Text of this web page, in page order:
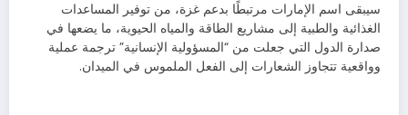
سيبقى اسم الإمارات مرتبطًا بدعم غزة، من توفير المساعدات
الغذائية والطبية إلى مشاريع الطاقة والمياه الحيوية، ما يضعها في
صدارة الدول التي جعلت من “المسؤولية الإنسانية” ترجمة عملية
وواقعية تتجاوز الشعارات إلى الفعل الملموس في الميدان.